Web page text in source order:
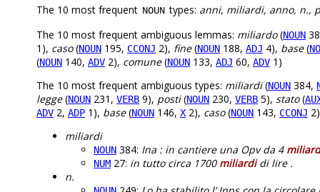
The 10 most frequent NOUN types: anni, miliardi, anno, n.,
The 10 most frequent ambiguous lemmas: miliardo(NOUN
1), caso(NOUN 195, CCONJ 2), fine(NOUN 188, ADJ 4), base(
(NOUN 140, ADV 2), comune(NOUN 133, ADJ 60, ADV 1)
The 10 most frequent ambiguous types: miliardi(NOUN 384,
legge(NOUN 231, VERB 9), posti(NOUN 230, VERB 5), stato(
ADV 2, ADP 1), base(NOUN 146, X 2), caso(NOUN 143, CCONJ 2)
miliardi
NOUN 384: Ina : in cantiere una Opv da 4
NUM 27: in tutto circa 1700 miliardidi lire .
n.